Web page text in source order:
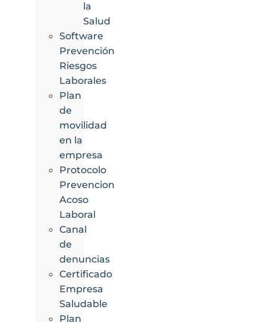
la
Salud
Software
Prevención
Riesgos
Laborales
Plan
de
movilidad
en la
empresa
Protocolo
Prevencion
Acoso
Laboral
Canal
de
denuncias
Certificado
Empresa
Saludable
Plan